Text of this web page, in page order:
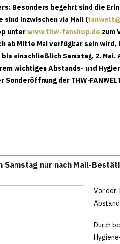
Besonders begehrt sind die
sind inzwischen via Mail (
unterwww.thw-fanshop.de zum
ab Mitte Mai verfügbar sein
einschließlich Samstag, 2.
wichtigen Abstands- und
Sonderöffnung der THW-
Samstag nur nach Mail-
Vor der
Abstand!
Durch